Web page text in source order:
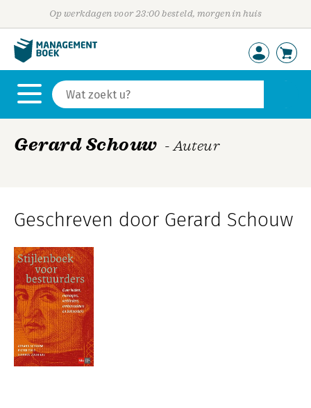
Op werkdagen voor 23:00 besteld, morgen in huis
Gerard Schouw - Auteur
Geschreven door Gerard Schouw